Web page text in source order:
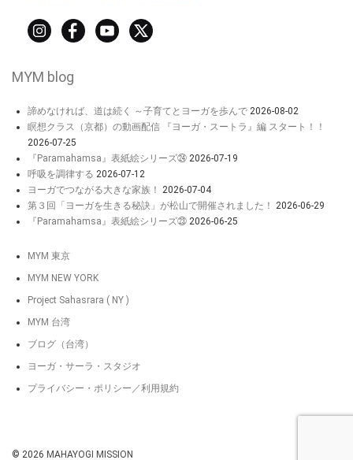
MYM blog
諦めなければ、道は続く ～子育てとヨーガを歩んで 2026-08-02
瞑想クラス（京都）の動画配信 『ヨーガ・スートラ』編 スタート！！
2026-07-25
『Paramahamsa』表紙絵シリーズ㉔ 2026-07-19
呼吸を調律する 2026-07-12
ヨーガでつながる大きな家族！
2026-07-04
第３回「ヨーガを生きる秘訣」が松山で開催されました！
2026-06-29
『Paramahamsa』表紙絵シリーズ㉓ 2026-06-25
MYM 東京
MYM NEW YORK
Project Sahasrara ( NY )
MYM 台湾
ブログ（台湾）
ヨーガ・サーラ・スタジオ
プライバシー・ポリシー／利用規約
© 2026 MAHAYOGI MISSION